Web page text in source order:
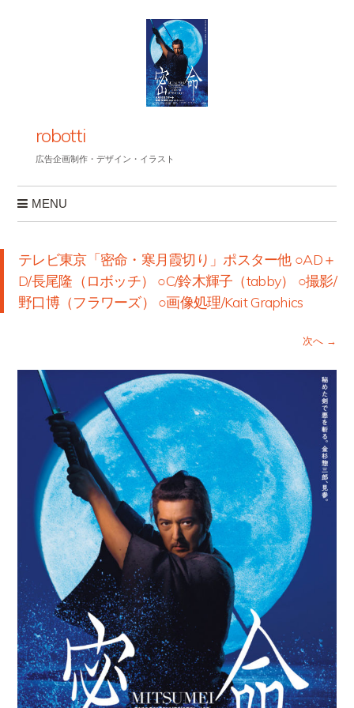
robotti
広告企画制作・デザイン・イラスト
MENU
テレビ東京「密命・寒月霞切り」ポスター他 ○AD＋
D/長尾隆（ロボッチ） ○C/鈴木輝子（tabby） ○撮影/
野口博（フラワーズ） ○画像処理/Kait Graphics
次へ →